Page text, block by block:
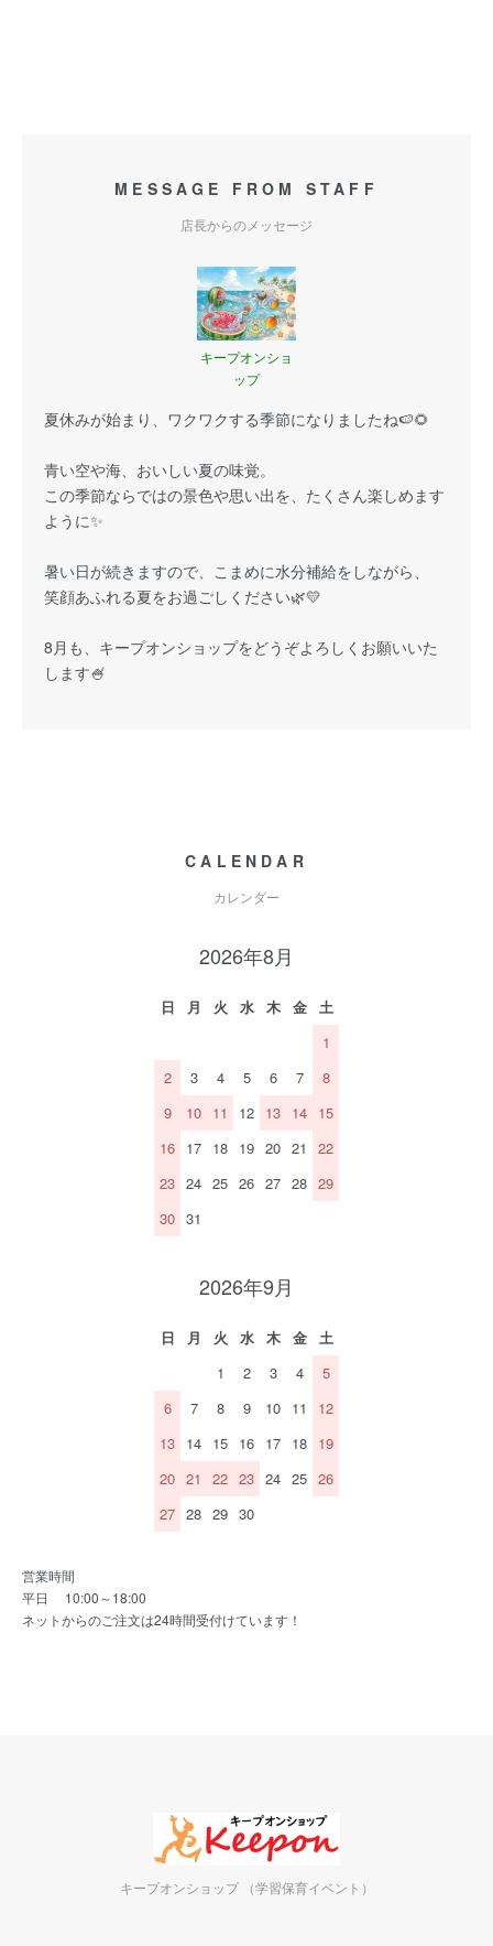
MESSAGE FROM STAFF
店長からのメッセージ
キープオンショ
ップ
夏休みが始まり、ワクワクする季節になりましたね🍉🌻
青い空や海、おいしい夏の味覚。
この季節ならではの景色や思い出を、たくさん楽しめます
ように✨
暑い日が続きますので、こまめに水分補給をしながら、
笑顔あふれる夏をお過ごしください🌿💛
8月も、キープオンショップをどうぞよろしくお願いいた
します🍧
CALENDAR
カレンダー
2026年8月
日 月 火 水 木 金
土
1
2
3 4 5 6 7
8
9
10 11 12 13 14 15
16 17 18 19 20 21
22
23 24 25 26 27 28 29
30 31
2026年9月
日 月 火 水 木 金
土
1
2 3 4
5
6
7 8 9 10 11
12
13 14 15 16 17 18 19
20 21 22 23 24 25 26
27 28 29 30
営業時間
平日 10:00～18:00
ネットからのご注文は24時間受付けています！
キープオンショップ （学習保育イベント）